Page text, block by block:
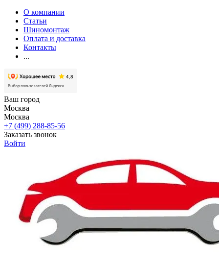
О компании
Статьи
Шиномонтаж
Оплата и доставка
Контакты
...
Ваш город
Москва
Москва
+7 (499) 288-85-56
Заказать звонок
Войти